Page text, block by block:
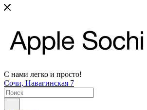
С нами легко и просто!
Сочи, Навагинская 7